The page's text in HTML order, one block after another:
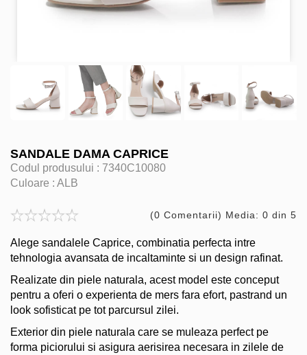
SANDALE DAMA CAPRICE
Codul produsului : 7340C10080
Culoare : ALB
(0 Comentarii) Media: 0 din 5
Alege sandalele Caprice, combinatia perfecta intre
tehnologia avansata de incaltaminte si un design rafinat.
Realizate din piele naturala, acest model este conceput
pentru a oferi o experienta de mers fara efort, pastrand un
look sofisticat pe tot parcursul zilei.
Exterior din piele naturala care se muleaza perfect pe
forma piciorului si asigura aerisirea necesara in zilele de